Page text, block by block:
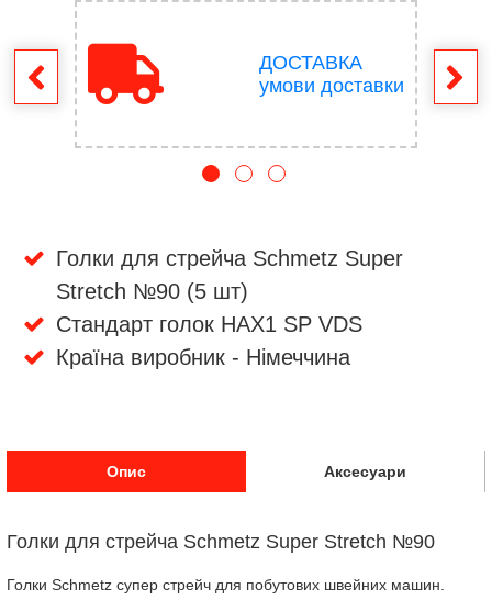
ДОСТАВКА
умови доставки
Голки для стрейча Schmetz Super
Stretch №90 (5 шт)
Стандарт голок HAX1 SP VDS
Країна виробник - Німеччина
Опис Аксесуари
Голки для стрейча Schmetz Super Stretch №90
Голки Schmetz супер стрейч для побутових швейних машин.